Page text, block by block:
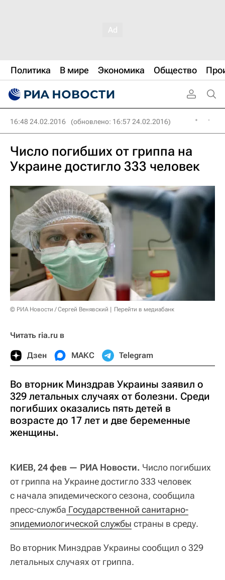
Политика В мире Экономика Общество
16:48 24.02.2016 (обновлено: 16:57 24.02.2016)
Число погибших от гриппа на
Украине достигло 333 человек
© РИА Новости / Сергей Венявский Перейти в медиабанк
Читать ria.ru в
Дзен МАКС Telegram
Во вторник Минздрав Украины заявил о
329 летальных случаях от болезни. Среди
погибших оказались пять детей в
возрасте до 17 лет и две беременные
женщины.
КИЕВ, 24 фев — РИА Новости. Число погибших
от гриппа на Украине достигло 333 человек
с начала эпидемического сезона, сообщила
пресс-служба Государственной санитарно-
эпидемиологической службы страны в среду.
Во вторник Минздрав Украины сообщил о 329
летальных случаях от гриппа.